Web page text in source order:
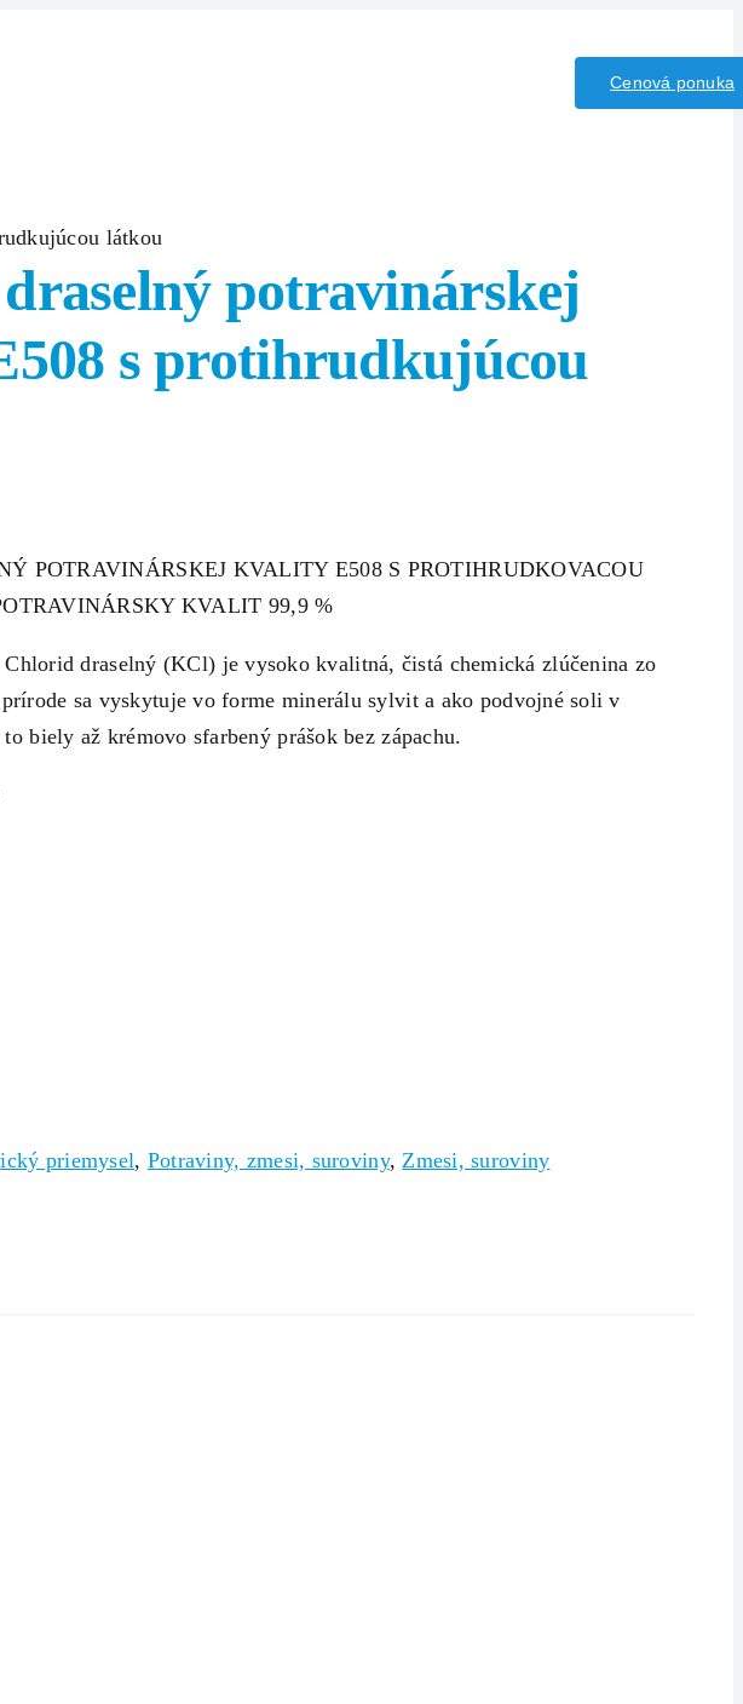
Cenová ponuka
látkou
potravinárskej
s protihrudkujúcou
POTRAVINÁRSKEJ KVALITY E508 S PROTIHRUDKOVACOU
KVALIT 99,9 %
draselný (KCl) je vysoko kvalitná, čistá chemická zlúčenina zo
sa vyskytuje vo forme minerálu sylvit a ako podvojné soli v
biely až krémovo sfarbený prášok bez zápachu.
priemysel, Potraviny, zmesi, suroviny,Zmesi, suroviny